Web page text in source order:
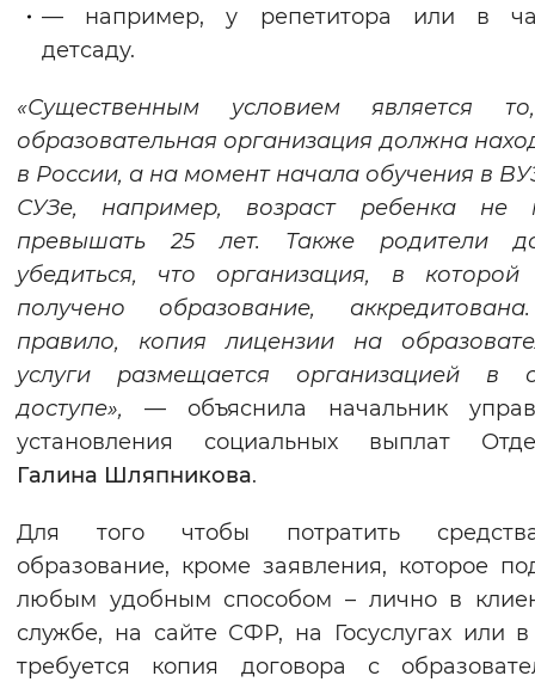
— например, у репетитора или в
детсаду.
«Существенным условием является
образовательная организация должна
в России, а на момент начала обучения в
СУЗе, например, возраст ребенка не
превышать 25 лет. Также родители
убедиться, что организация, в которой
получено образование,
правило, копия лицензии на
услуги размещается организацией в
доступе», — объяснила начальник
установления социальных выплат
Галина Шляпникова.
Для того чтобы потратить
образование, кроме заявления, которое
любым удобным способом – лично в
службе, на сайте СФР, на Госуслугах или
требуется копия договора с